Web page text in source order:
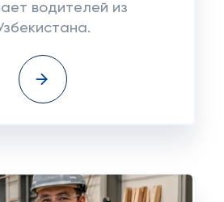
водителей из